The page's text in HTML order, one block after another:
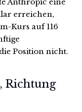
Anthropic eine
erreichen,
Kurs auf 116
Position nicht.
Richtung